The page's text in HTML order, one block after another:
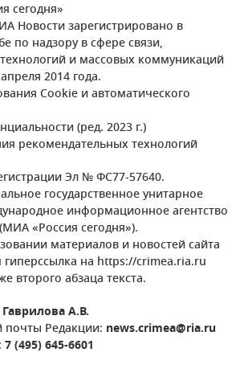
сегодня»
Новости зарегистрировано в
по надзору в сфере связи,
и массовых коммуникаций
2014 года.
Cookie и автоматического
(ред. 2023 г.)
рекомендательных технологий
Эл № ФС77-57640.
государственное унитарное
информационное агентство
(МИА «Россия сегодня»).
материалов и новостей сайта
на https://crimea.ria.ru
второго абзаца текста.
Гаврилова А.В.
почты Редакции: news.crimea@ria.ru
7 (495) 645-6601